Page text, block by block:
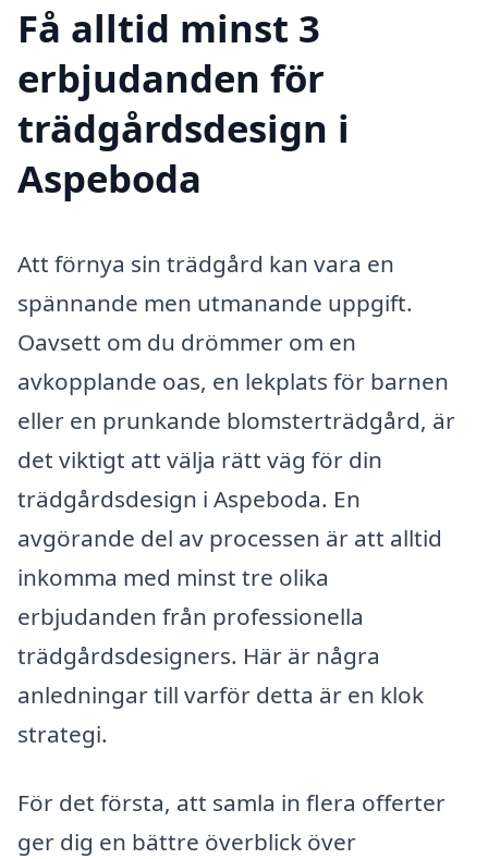
Få alltid minst 3
erbjudanden för
trädgårdsdesign i
Aspeboda
Att förnya sin trädgård kan vara en
spännande men utmanande uppgift.
Oavsett om du drömmer om en
avkopplande oas, en lekplats för barnen
eller en prunkande blomsterträdgård, är
det viktigt att välja rätt väg för din
trädgårdsdesign i Aspeboda. En
avgörande del av processen är att alltid
inkomma med minst tre olika
erbjudanden från professionella
trädgårdsdesigners. Här är några
anledningar till varför detta är en klok
strategi.
För det första, att samla in flera offerter
ger dig en bättre överblick över